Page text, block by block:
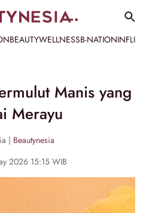
BEAUTYWELLNESSB-NATION
Manis yang
Merayu
| Beautynesia
2026 15:15 WIB